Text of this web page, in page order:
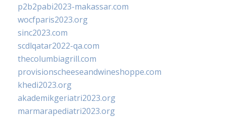
p2b2pabi2023-makassar.com
wocfparis2023.org
sinc2023.com
scdlqatar2022-qa.com
thecolumbiagrill.com
provisionscheeseandwineshoppe.com
khedi2023.org
akademikgeriatri2023.org
marmarapediatri2023.org